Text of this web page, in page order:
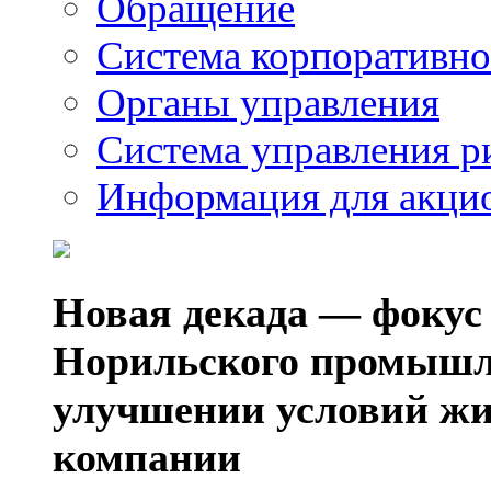
Система
Органы управления
Система управления
Информация для
Новая декада — фокус
Норильского
улучшении условий
компании